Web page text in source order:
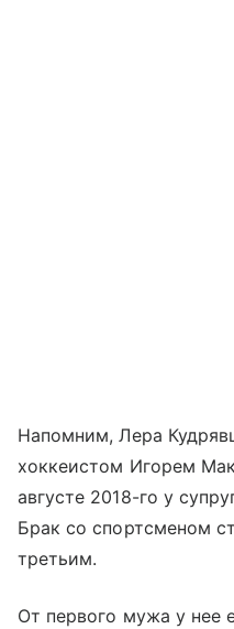
Напомним, Лера
хоккеистом Игорем
августе 2018-го у
Брак со спортсменом
третьим.
От первого мужа у нее